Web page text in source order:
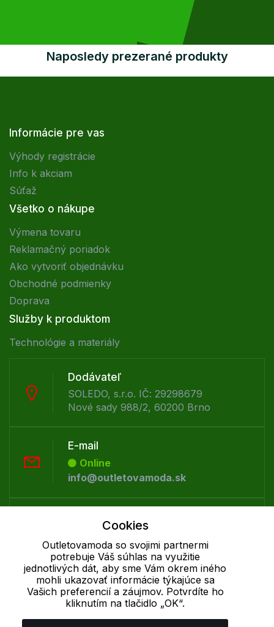
Naposledy prezerané produkty
Informácie pre vas
Výhody registrácie
Info k akciam
Súťaž
Všetko o nákupe
Výmena tovaru
Reklamačný poriadok
Ako vytvoriť objednávku
Obchodné podmienky
Doprava
Služby k produktom
Technológie a materiály
Dodávateľ
SOLEDO, s.r.o. IČ: 29298679
Nové sady 988/2, 60200 Brno
E-mail
Online
info@outletovamoda.sk
Offline
+421 277 270 055
Cookie - podrobné nastavenie| Ďalšie informácie|Spracovanie
osobných údajov
Cookies
Outletovamoda so svojimi partnermi
potrebuje Váš súhlas na využitie
jednotlivých dát, aby sme Vám okrem iného
mohli ukazovať informácie týkajúce sa
Vašich preferencií a záujmov. Potvrdíte ho
kliknutím na tlačidlo „OK“.